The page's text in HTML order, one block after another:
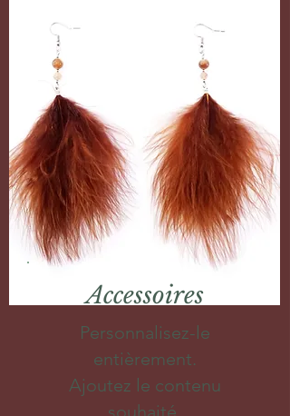
Accessoires
Personnalisez-le
entièrement.
Ajoutez le contenu
souhaité.